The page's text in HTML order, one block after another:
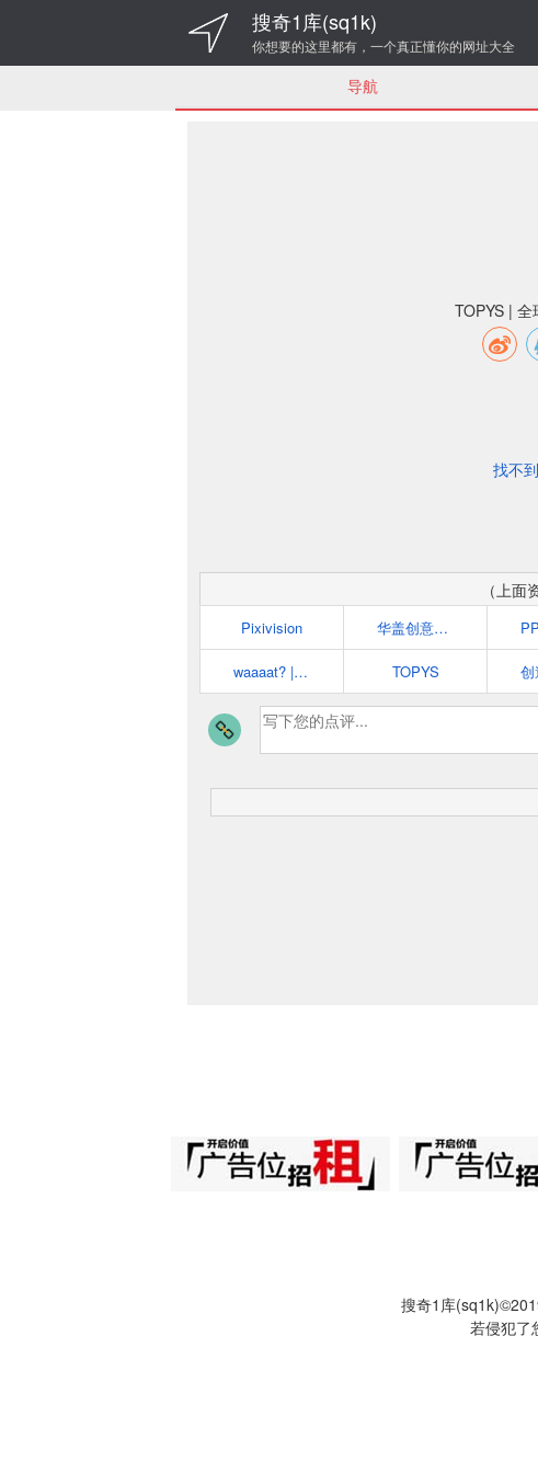
搜奇1库(sq1k)
你想要的这里都有，一个真正懂你的网址大全
导航
TOPYS |
找不
（上
Pixivision 华盖创意网站
waaaat? | 创意资讯分享平台 TOPYS
搜奇1库
若侵犯了